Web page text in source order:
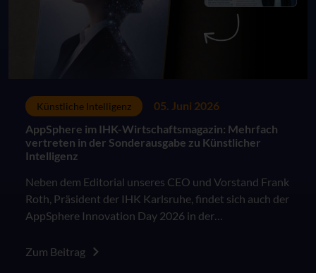
Künstliche Intelligenz
05. Juni 2026
AppSphere im IHK-Wirtschaftsmagazin: Mehrfach
vertreten in der Sonderausgabe zu Künstlicher
Intelligenz
Neben dem Editorial unseres CEO und Vorstand Frank
Roth, Präsident der IHK Karlsruhe, findet sich auch der
AppSphere Innovation Day 2026 in der
der Arbeitswelt: Besser als das Original?".
Zum Beitrag